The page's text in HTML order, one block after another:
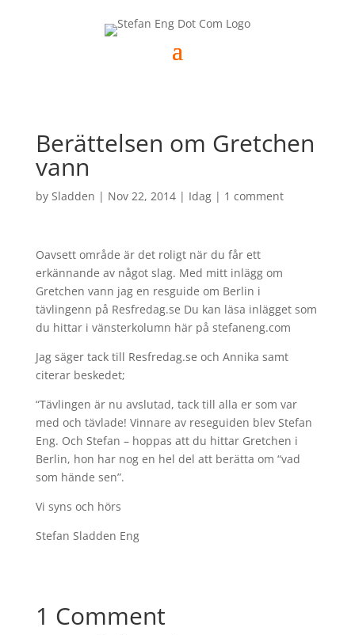
Berättelsen om Gretchen
vann
by Sladden | Nov 22, 2014| Idag| 1 comment
Oavsett område är det roligt när du får ett
erkännande av något slag. Med mitt inlägg om
Gretchen vann jag en resguide om Berlin i
tävlingenn på Resfredag.se Du kan läsa inlägget som
du hittar i vänsterkolumn här på stefaneng.com
Jag säger tack till Resfredag.se och Annika samt
citerar beskedet;
“Tävlingen är nu avslutad, tack till alla er som var
med och tävlade! Vinnare av reseguiden blev Stefan
Eng. Och Stefan – hoppas att du hittar Gretchen i
Berlin, hon har nog en hel del att berätta om “vad
som hände sen”.
Vi syns och hörs
Stefan Sladden Eng
1 Comment